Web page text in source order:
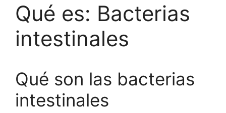
Qué es: Bacterias
intestinales
Qué son las bacterias
intestinales